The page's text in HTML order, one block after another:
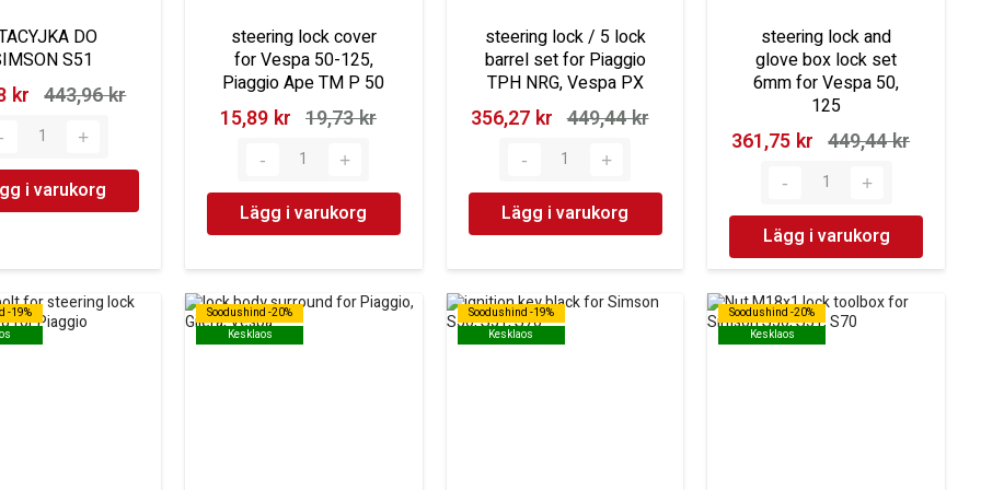
DO
S51
kr‎ 443,96 kr‎
i varukorg
steering lock cover
for Vespa 50-125,
Piaggio Ape TM P 50
15,89 kr‎ 19,73 kr‎
Lägg i varukorg
steering lock / 5 lock
barrel set for Piaggio
TPH NRG, Vespa PX
356,27 kr‎ 449,44 kr‎
Lägg i varukorg
steering lock and
glove box lock set
6mm for Vespa 50,
125
361,75 kr‎ 449,44 kr‎
Lägg i varukorg
-19%
-19%
Soodushind -20%
Kesklaos
Soodushind -20%
Kesklaos
Soodushind -19%
Kesklaos
Soodushind -19%
Kesklaos
Soodushind -20%
Kesklaos
Soodushind -20%
Kesklaos